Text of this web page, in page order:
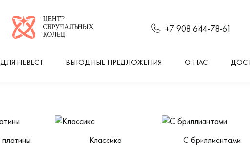
Логотип компании
+7 908 644-78-61
НЕВЕСТ ВЫГОДНЫЕ ПРЕДЛОЖЕНИЯ О НАС
Классика С бриллиантами